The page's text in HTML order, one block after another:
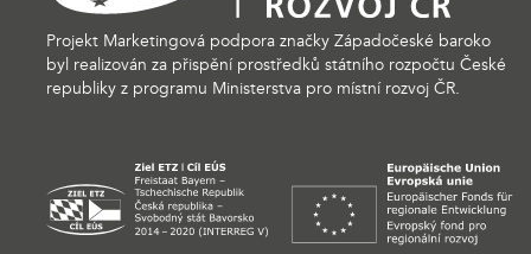
Projekt Marketingová podpora značky Západočeské baroko
byl realizován za přispění prostředků státního rozpočtu České
republiky z programu Ministerstva pro místní rozvoj ČR.